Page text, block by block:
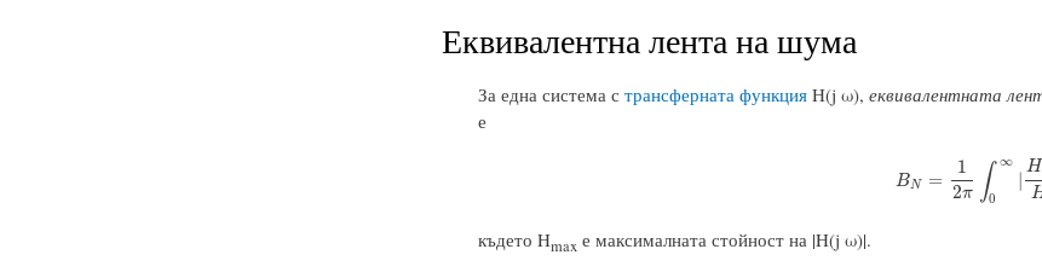
Еквивалентна лента на шума
За една система с трансферната функцияH(j ω), еквивалентната
е
BN =
1
2π ∫ ∞
0
|
H
BN =1 2π∫0 ∞| jω)
където Hmax е максималната стойност на |H(j ω)|.